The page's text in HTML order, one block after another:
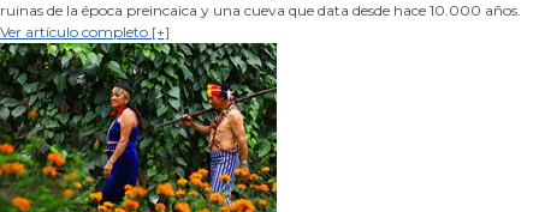
ruinas de la época preincaica y una cueva que data desde hace 10.000 años.
Ver artículo completo [+]